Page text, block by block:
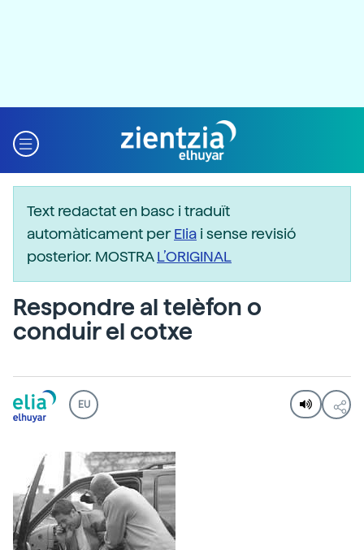
Text redactat en basc i traduït
automàticament perElia i sense revisió
posterior. MOSTRAL’ORIGINAL
Respondre al telèfon o
conduir el cotxe
EU